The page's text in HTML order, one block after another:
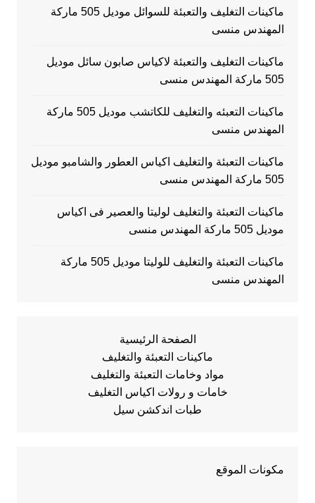
ماكينات التغليف والتعبئة للسوائل موديل 505 ماركة
المهندس منسى
ماكينات التغليف والتعبئة لاكياس صابون سائل موديل
505 ماركة المهندس منسى
ماكينات التعبئه والتغليف للكاتشب موديل 505 ماركة
المهندس منسى
ماكينات التعبئة والتغليف اكياس العطور والشامبو موديل
505 ماركة المهندس منسى
ماكينات التعبئة والتغليف لوليتا والعصير فى اكياس
موديل 505 ماركة المهندس منسى
ماكينات التعبئة والتغليف للوليتا موديل 505 ماركة
المهندس منسى
الصفحة الرئيسية
ماكينات التعبئة والتغليف
مواد وخامات التعبئة والتغليف
خامات و رولات اكياس التغليف
طبات اندكشن سيل
مكونات الموقع